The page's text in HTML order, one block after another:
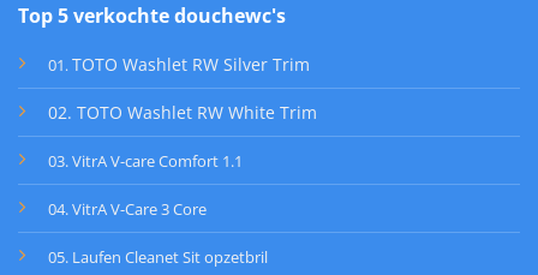
Top 5 verkochte douchewc's
01 . TOTO Washlet RW Silver Trim
02. TOTO Washlet RW White Trim
03. VitrA V-care Comfort 1.1
04. VitrA V-Care 3 Core
05. Laufen Cleanet Sit opzetbril